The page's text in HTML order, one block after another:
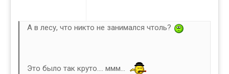
А в лесу, что никто не занимался чтоль?
Это было так круто.... ммм...